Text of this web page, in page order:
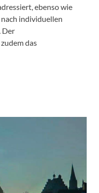
ebenso wie
individuellen
Der
das